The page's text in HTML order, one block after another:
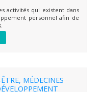
activités qui existent dans
personnel afin de
MÉDECINES